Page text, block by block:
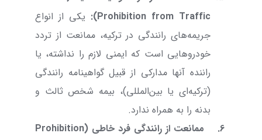
Prohibition from Traffic
): یکی از انواع
جریمه‌های رانندگی در ترکیه، ممانعت از تردد
خودروهایی است که ایمنی لازم را نداشته، یا
راننده آنها مدارکی از قبیل گواهینامه رانندگی
(ترکیه‌ای یا بین‌المللی)، بیمه شخص ثالث و
بدنه را به همراه ندارد.
6.
ممانعت از رانندگی فرد خاطی (Prohibition